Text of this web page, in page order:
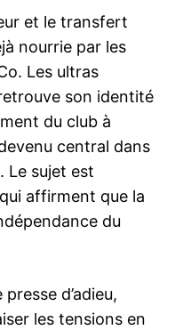
et le transfert
nourrie par les
Les ultras
son identité
du club à
central dans
Le sujet est
affirment que la
du
d’adieu,
les tensions en